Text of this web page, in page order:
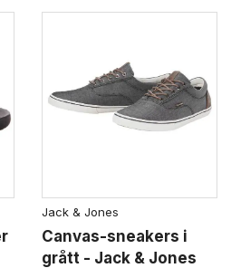
Jack & Jones
Canvas-sneakers i
grått - Jack & Jones